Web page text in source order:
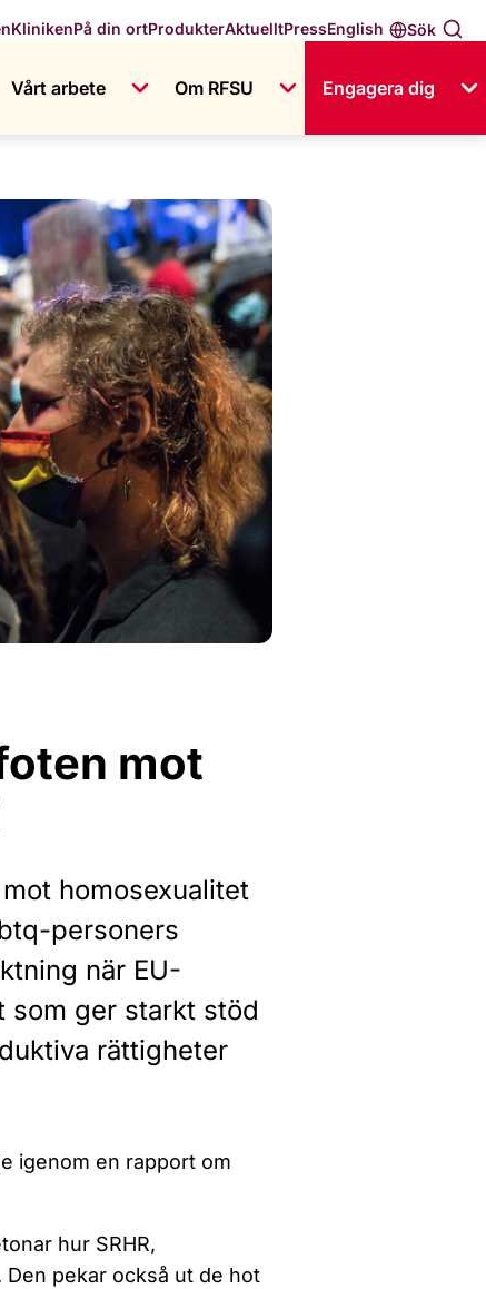
Sök
English
KlinikenPå din ortProdukterAktuelltPress
Vårt arbete Om RFSU Engagera dig
mot
homosexualitet
personers
när EU-
som ger starkt stöd
rättigheter
igenom en rapport om
hur SRHR,
pekar också ut de hot